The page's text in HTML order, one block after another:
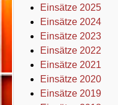
Einsätze 2025
Einsätze 2024
Einsätze 2023
Einsätze 2022
Einsätze 2021
Einsätze 2020
Einsätze 2019